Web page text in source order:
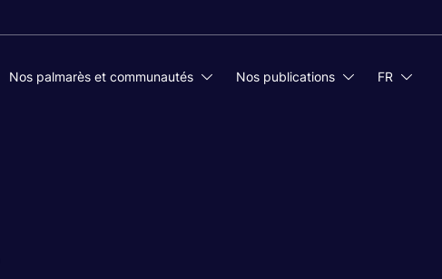
Nos palmarès et communautés Nos publications FR